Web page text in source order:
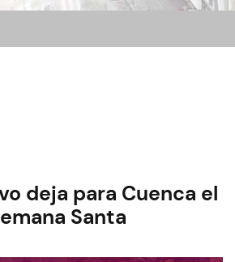
deja para Cuenca el
Santa